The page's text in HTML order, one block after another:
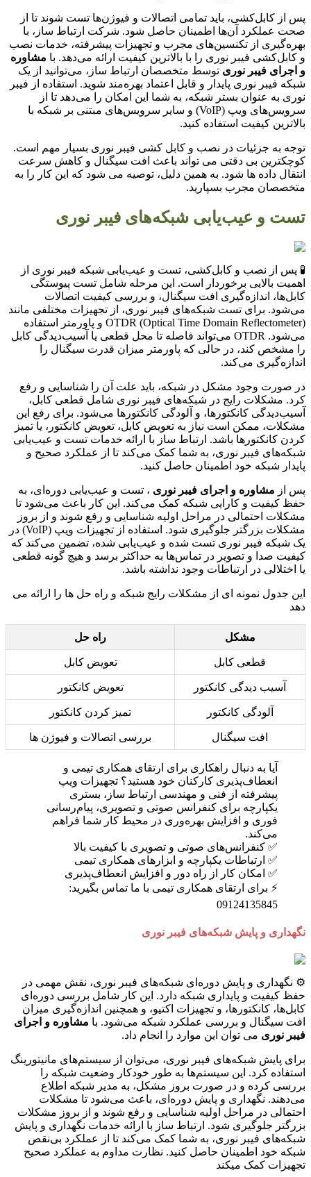
پس از کابل‌کشی، باید تمامی اتصالات و فیوژن‌ها تست شوند تا از
صحت عملکرد آن‌ها اطمینان حاصل شود. شرکت ارتباط ساز، با
بهره‌گیری از تکنسین‌های مجرب و تجهیزات پیشرفته، خدمات نصب
و کابل‌کشی فیبر نوری را با بالاترین کیفیت ارائه می‌دهد. با مشاوره
و اجرای فیبر نوری توسط متخصصان ارتباط ساز، می‌توانید از یک
شبکه فیبر نوری پایدار و قابل اعتماد بهره‌مند شوید. استفاده از فیبر
نوری به عنوان بستر شبکه، به شما این امکان را می‌دهد تا از
سرویس‌های ویپ (VoIP) و سایر سرویس‌های مبتنی بر شبکه با
بالاترین کیفیت استفاده کنید.
توجه به جزئیات در نصب و کابل کشی فیبر نوری بسیار مهم است.
کوچکترین بی دقتی می تواند باعث افت سیگنال و کاهش سرعت
انتقال داده ها شود. به همین دلیل، توصیه می شود که این کار را به
متخصصان مجرب بسپارید.
تست و عیب‌یابی شبکه‌های فیبر نوری
🧪 پس از نصب و کابل‌کشی، تست و عیب‌یابی شبکه فیبر نوری از
اهمیت بالایی برخوردار است. این مرحله شامل تست پیوستگی
کابل‌ها، اندازه‌گیری افت سیگنال، و بررسی کیفیت اتصالات
می‌شود. برای تست شبکه‌های فیبر نوری، از تجهیزات مختلفی مانند
OTDR (Optical Time Domain Reflectometer) و پاورمتر استفاده
می‌شود. OTDR می‌تواند فاصله تا محل قطعی یا آسیب‌دیدگی کابل
را مشخص کند، در حالی که پاورمتر میزان قدرت سیگنال را
اندازه‌گیری می‌کند.
در صورت وجود مشکل در شبکه، باید علت آن را شناسایی و رفع
کرد. مشکلات رایج در شبکه‌های فیبر نوری شامل قطعی کابل،
آسیب‌دیدگی کانکتورها، و آلودگی کانکتورها می‌شود. برای رفع این
مشکلات، ممکن است نیاز به تعویض کابل، تعویض کانکتور، یا تمیز
کردن کانکتورها باشد. ارتباط ساز با ارائه خدمات تست و عیب‌یابی
شبکه‌های فیبر نوری، به شما کمک می‌کند تا از عملکرد صحیح و
پایدار شبکه خود اطمینان حاصل کنید.
پس از مشاوره و اجرای فیبر نوری ، تست و عیب‌یابی دوره‌ای، به
حفظ کیفیت و کارایی شبکه کمک می‌کند. این کار باعث می‌شود تا
مشکلات احتمالی در مراحل اولیه شناسایی و رفع شوند و از بروز
مشکلات بزرگتر جلوگیری شود. استفاده از تجهیزات ویپ (VoIP) در
یک شبکه فیبر نوری تست شده و عیب‌یابی شده، تضمین می‌کند که
کیفیت صدا و تصویر در تماس‌ها به حداکثر برسد و هیچ گونه قطعی
یا اختلالی در ارتباطات وجود نداشته باشد.
این جدول نمونه ای از مشکلات رایج شبکه و راه حل ها را ارائه می
دهد
مشکل راه حل
قطعی کابل تعویض کابل
آسیب دیدگی کانکتور تعویض کانکتور
آلودگی کانکتور تمیز کردن کانکتور
افت سیگنال بررسی اتصالات و فیوژن ها
آیا به دنبال راهکاری برای ارتقای همکاری تیمی و
انعطاف‌پذیری کارکنان خود هستید؟ تجهیزات ویپ
پیشرفته از فنی و مهندسی ارتباط ساز، بستری
یکپارچه برای کنفرانس صوتی و تصویری، پیام‌رسانی
فوری و افزایش بهره‌وری در محیط کار شما فراهم
می‌کند.
✅ کنفرانس‌های صوتی و تصویری با کیفیت بالا
✅ ارتباطات یکپارچه و ابزارهای همکاری تیمی
✅ امکان کار از راه دور و افزایش انعطاف‌پذیری
⚡ برای ارتقای همکاری تیمی با ما تماس بگیرید:
09124135845
نگهداری و پایش شبکه‌های فیبر نوری
⚙️ نگهداری و پایش دوره‌ای شبکه‌های فیبر نوری، نقش مهمی در
حفظ کیفیت و پایداری شبکه دارد. این کار شامل بررسی دوره‌ای
کابل‌ها، کانکتورها، و تجهیزات اکتیو، و همچنین اندازه‌گیری میزان
افت سیگنال و بررسی عملکرد شبکه می‌شود. با مشاوره و اجرای
فیبر نوری می توان این موارد را انجام داد.
برای پایش شبکه‌های فیبر نوری، می‌توان از سیستم‌های مانیتورینگ
استفاده کرد. این سیستم‌ها به طور خودکار وضعیت شبکه را
بررسی کرده و در صورت بروز مشکل، به مدیر شبکه اطلاع
می‌دهند. نگهداری و پایش دوره‌ای، باعث می‌شود تا مشکلات
احتمالی در مراحل اولیه شناسایی و رفع شوند و از بروز مشکلات
بزرگتر جلوگیری شود. ارتباط ساز با ارائه خدمات نگهداری و پایش
شبکه‌های فیبر نوری، به شما کمک می‌کند تا از عملکرد بی‌نقص
شبکه خود اطمینان حاصل کنید. نظارت مداوم به عملکرد صحیح
تجهیزات کمک میکند